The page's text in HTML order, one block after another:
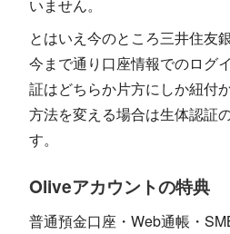
いません。
とはいえ今のところ三井住友
今まで通り口座情報でのログ
証はどちらか片方にしか紐付
方法を変える場合は生体認証
す。
Oliveアカウントの特典
普通預金口座・Web通帳・